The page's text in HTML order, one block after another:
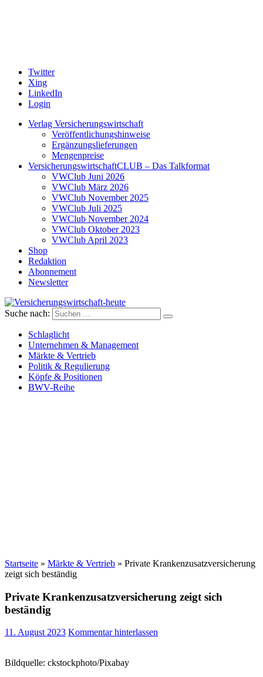
Twitter
Xing
LinkedIn
Login
Verlag Versicherungswirtschaft
Veröffentlichungshinweise
Ergänzungslieferungen
Mengenpreise
VersicherungswirtschaftCLUB – Das Talkformat
VWClub Juni 2026
VWClub März 2026
VWClub November 2025
VWClub Juli 2025
VWClub November 2024
VWClub Oktober 2023
VWClub April 2023
Shop
Redaktion
Abonnement
Newsletter
Versicherungswirtschaft-heute
Suche nach:
Schlaglicht
Unternehmen & Management
Märkte & Vertrieb
Politik & Regulierung
Köpfe & Positionen
BWV-Reihe
Startseite » Märkte & Vertrieb » Private Krankenzusatzversicherung
zeigt sich beständig
Private Krankenzusatzversicherung zeigt sich
beständig
11. August 2023 Kommentar hinterlassen
Bildquelle: ckstockphoto/Pixabay